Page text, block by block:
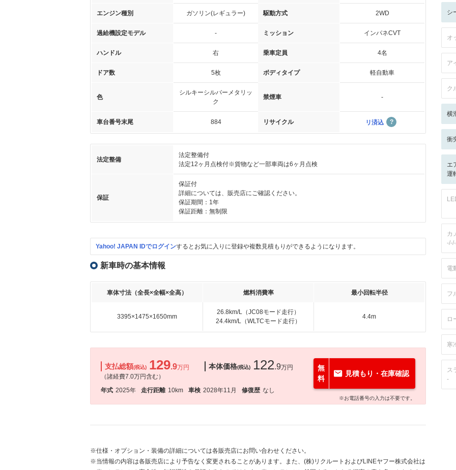
エンジン種別 ガソリン(レギュラー) 駆動方式 2WD
過給機設定モデル - ミッション インパネCVT
ハンドル 右 乗車定員 4名
ドア数 5枚 ボディタイプ 軽自動車
色
シルキーシルバーメタリッ
ク
禁煙車 -
車台番号末尾 884 リサイクル リ済込
法定整備
法定整備付
法定12ヶ月点検付※貨物など一部車両は6ヶ月点検
保証
保証付
詳細については、販売店にご確認ください。
保証期間：1年
保証距離：無制限
Yahoo! JAPAN IDでログインするとお気に入りに登録や複数見積もりができるようになります。
新車時の基本情報
車体寸法（全長×全幅×全高） 燃料消費率 最小回転半径
3395×1475×1650mm
26.8km/L（JC08モード走行）
24.4km/L（WLTCモード走行）
4.4m
支払総額(税込) 129.9万円
（諸経費7.0万円含む）
本体価格(税込) 122.9万円
年式 2025年 走行距離 10km 車検 2028年11月 修復歴 なし
無
料
見積もり・在庫確認
※お電話番号の入力は不要です。
※仕様・オプション・装備の詳細については各販売店にお問い合わせください。
※当情報の内容は各販売店により予告なく変更されることがあります。また、(株)リクルートおよびLINEヤフー株式会社は
シ
オ
ア
ク
横
衝
エ
運
カ
電
フ
ロ
寒
ス
-